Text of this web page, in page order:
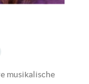
musikalische